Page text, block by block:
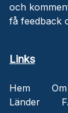
och
få feedback
Links
Hem
Länder